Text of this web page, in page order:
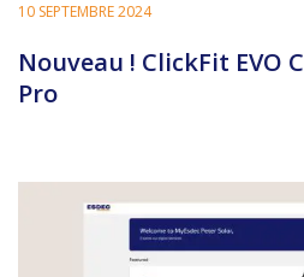
10 SEPTEMBRE 2024
Nouveau ! ClickFit EVO
Pro